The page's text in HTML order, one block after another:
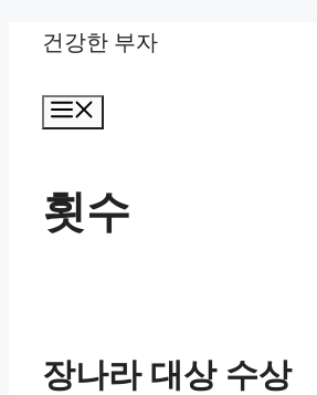
Skip
content
건강한 부자
횟수
장나라 대상 수상